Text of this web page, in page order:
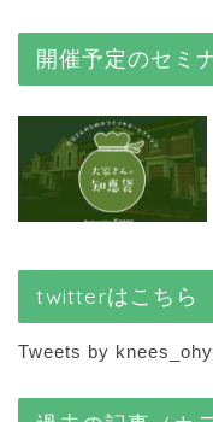
開催予定のセミ
twitterはこちら
Tweets by